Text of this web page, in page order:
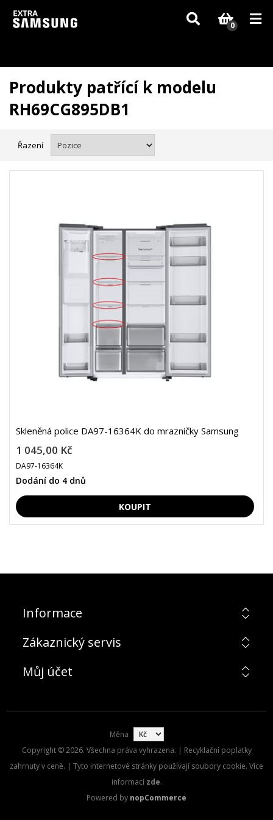
Vzhledem k aktuální situaci se může dodání dílů, které nejsou skladem,
zpozdit. Děkujeme za pochopení.
0
Produkty patřící k modelu
RH69CG895DB1
Řazení
Skleněná police DA97-16364K do mrazničky Samsung
1 045,00 Kč
DA97-16364K
Dodání do 4 dnů
Informace
Zákaznický servis
Můj účet
Měna
Copyright © 2026. Všechna práva vyhrazena. | Recyklační poplatky
zahrnuty v ceně. | Tyto internetové stránky používají soubory cookie. Více
informací zde.
Powered by nopCommerce